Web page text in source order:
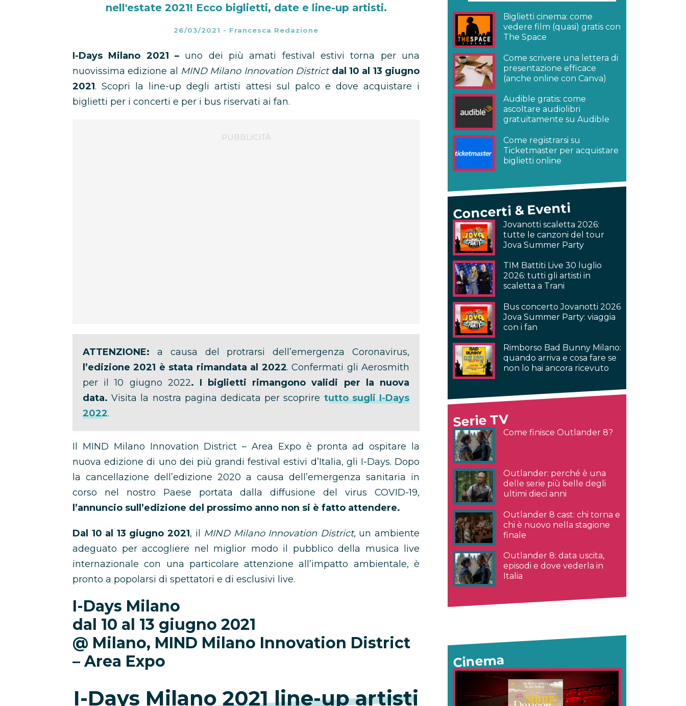
nell'estate 2021! Ecco biglietti, date e line-up artisti.
26/03/2021 - Francesca Redazione
I-Days Milano 2021 – uno dei più amati festival estivi torna per una
nuovissima edizione al MIND Milano Innovation District dal 10 al 13 giugno
2021. Scopri la line-up degli artisti attesi sul palco e dove acquistare i
biglietti per i concerti e per i bus riservati ai fan.
ATTENZIONE: a causa del protrarsi dell’emergenza Coronavirus,
l’edizione 2021 è stata rimandata al 2022. Confermati gli Aerosmith
per il 10 giugno 2022. I biglietti rimangono validi per la nuova
data.Visita la nostra pagina dedicata per scoprire tutto sugli I-Days
2022.
Il MIND Milano Innovation District – Area Expo è pronta ad ospitare la
nuova edizione di uno dei più grandi festival estivi d’Italia, gli I-Days. Dopo
la cancellazione dell’edizione 2020 a causa dell’emergenza sanitaria in
corso nel nostro Paese portata dalla diffusione del virus COVID-19,
l’annuncio sull’edizione del prossimo anno non si è fatto attendere.
Dal 10 al 13 giugno 2021, il MIND Milano Innovation District, un ambiente
adeguato per accogliere nel miglior modo il pubblico della musica live
internazionale con una particolare attenzione all’impatto ambientale, è
pronto a popolarsi di spettatori e di esclusivi live.
I-Days Milano
dal 10 al 13 giugno 2021
@ Milano, MIND Milano Innovation District
– Area Expo
I-Days Milano 2021 line-up artisti
Biglietti cinema: come
vedere film (quasi) gratis con
The Space
Come scrivere una lettera di
presentazione efficace
(anche online con Canva)
Audible gratis: come
ascoltare audiolibri
gratuitamente su Audible
Come registrarsi su
Ticketmaster per acquistare
biglietti online
Concerti & Eventi
Jovanotti scaletta 2026:
tutte le canzoni del tour
Jova Summer Party
TIM Battiti Live 30 luglio
2026: tutti gli artisti in
scaletta a Trani
Bus concerto Jovanotti 2026
Jova Summer Party: viaggia
con i fan
Rimborso Bad Bunny Milano:
quando arriva e cosa fare se
non lo hai ancora ricevuto
Serie TV
Come finisce Outlander 8?
Outlander: perché è una
delle serie più belle degli
ultimi dieci anni
Outlander 8 cast: chi torna e
chi è nuovo nella stagione
finale
Outlander 8: data uscita,
episodi e dove vederla in
Italia
Cinema